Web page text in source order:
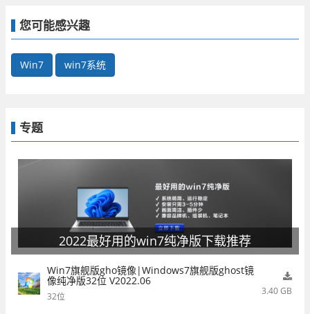
您可能感兴趣
Win7 win7系统
专题
2022最好用的win7纯净版下载推荐
Win7旗舰版gho镜像|Windows7旗舰版ghost镜
像纯净版32位 V2022.06
32位 3.40 GB